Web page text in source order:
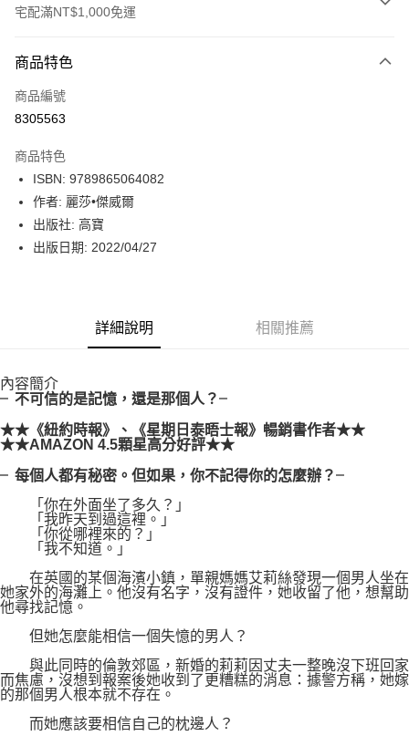
宅配滿NT$1,000免運
icash Pay
信用卡一次付款
LINE Pay
Apple Pay
街口支付
博客來商品配送方式
每筆NT$80，滿NT$1,000(含以上)免運費
商品特色
商品編號
8305563
商品特色
ISBN: 9789865064082
作者: 麗莎•傑威爾
出版社: 高寶
出版日期: 2022/04/27
詳細說明 相關推薦
內容簡介
╴不可信的是記憶，還是那個人？╴
★★《紐約時報》、《星期日泰晤士報》暢銷書作者★★
★★AMAZON 4.5顆星高分好評★★
╴每個人都有秘密。但如果，你不記得你的怎麼辦？╴
「你在外面坐了多久？」
「我昨天到過這裡。」
「你從哪裡來的？」
「我不知道。」
在英國的某個海濱小鎮，單親媽媽艾莉絲發現一個男人坐在
她家外的海灘上。他沒有名字，沒有證件，她收留了他，想幫助
他尋找記憶。
但她怎麼能相信一個失憶的男人？
與此同時的倫敦郊區，新婚的莉莉因丈夫一整晚沒下班回家
而焦慮，沒想到報案後她收到了更糟糕的消息：據警方稱，她嫁
的那個男人根本就不存在。
而她應該要相信自己的枕邊人？